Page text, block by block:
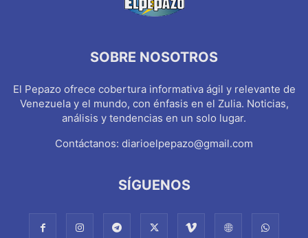
SOBRE NOSOTROS
El Pepazo ofrece cobertura informativa ágil y relevante de
Venezuela y el mundo, con énfasis en el Zulia. Noticias,
análisis y tendencias en un solo lugar.
Contáctanos: diarioelpepazo@gmail.com
SÍGUENOS